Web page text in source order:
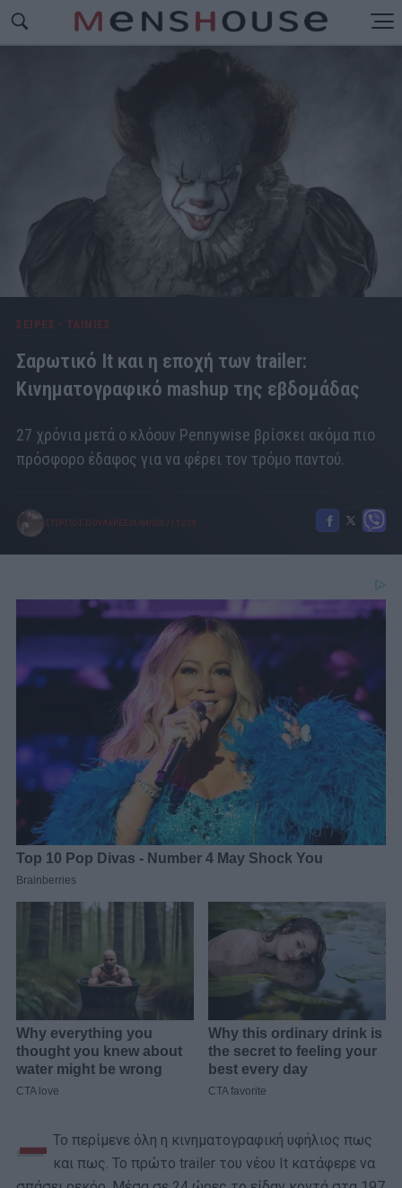
ΣΕΙΡΕΣ - ΤΑΙΝΙΕΣ
Σαρωτικό It και η εποχή των trailer:
Κινηματογραφικό mashup της εβδομάδας
27 χρόνια μετά ο κλόουν Pennywise βρίσκει ακόμα πιο
πρόσφορο έδαφος για να φέρει τον τρόμο παντού.
ΣΤΕΡΓΙΟΣ ΠΟΥΛΕΡΕΣ 01/04/2017 12:29
– Το περίμενε όλη η κινηματογραφική υφήλιος πως
και πως. Το πρώτο trailer του νέου It κατάφερε να